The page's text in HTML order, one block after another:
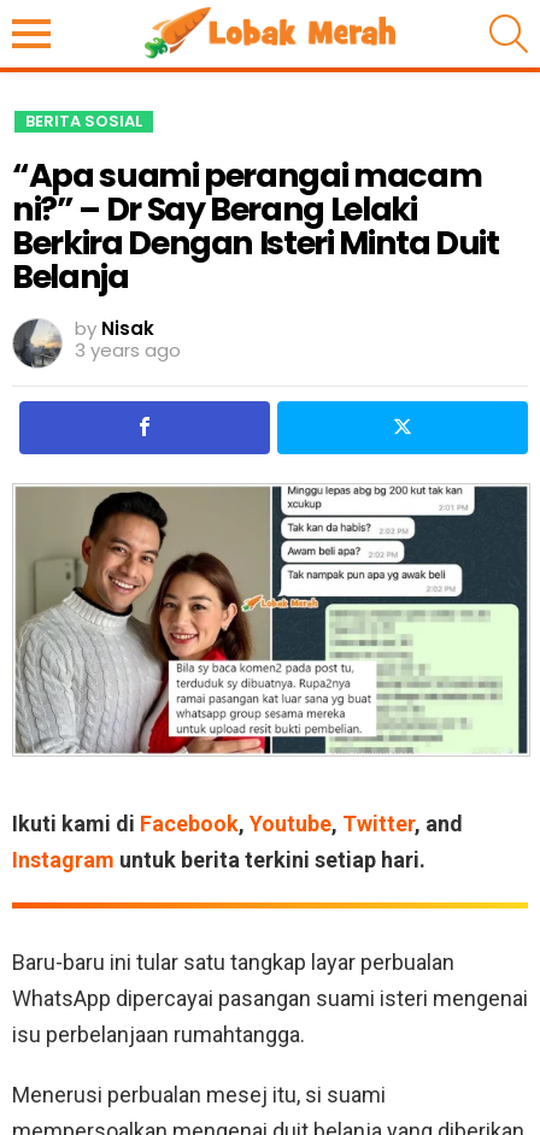
BERITA SOSIAL
“Apa suami perangai macam
ni?” – Dr Say Berang Lelaki
Berkira Dengan Isteri Minta Duit
Belanja
by Nisak
3 years ago
Ikuti kami di Facebook, Youtube, Twitter, and
Instagram untuk berita terkini setiap hari.
Baru-baru ini tular satu tangkap layar perbualan
WhatsApp dipercayai pasangan suami isteri mengenai
isu perbelanjaan rumahtangga.
Menerusi perbualan mesej itu, si suami